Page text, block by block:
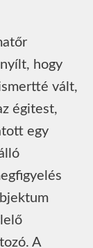
hogy
vált,
égitest,
egy
A